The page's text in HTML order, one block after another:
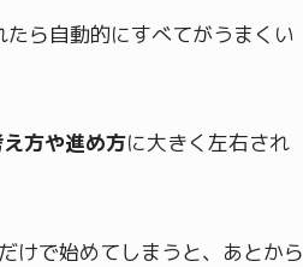
ら自動的にすべてがうまくい
方や進め方に大きく左右され
けで始めてしまうと、あとから